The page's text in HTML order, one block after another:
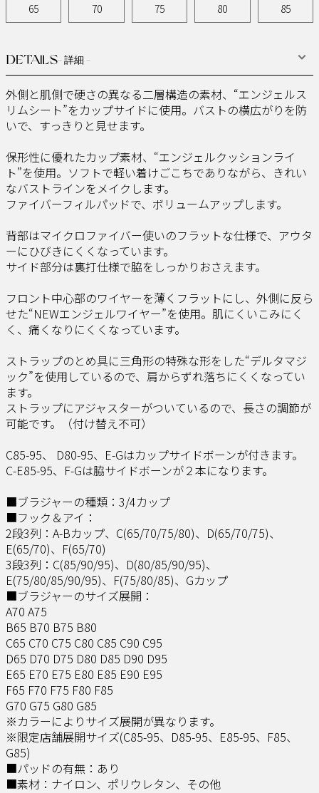
DETAILS- 詳細 -
外側と肌側で硬さの異なる二層構造の素材、“エンジェルス
リムシート”をカップサイドに使用。バストの横広がりを防
いで、すっきりと見せます。
保形性に優れたカップ素材、“エンジェルクッションライ
ト”を使用。ソフトで軽い着けごこちでありながら、きれい
なバストラインをメイクします。
ファイバーフィルパッドで、ボリュームアップします。
背部はマイクロファイバー使いのフラットな仕様で、アウタ
ーにひびきにくくなっています。
サイド部分は裏打仕様で脇をしっかりおさえます。
フロント中心部のワイヤーを薄くフラットにし、外側に反ら
せた“NEWエンジェルワイヤー”を使用。肌にくいこみにく
く、痛くなりにくくなっています。
ストラップのとめ具に三角形の特殊な形をした“デルタマジ
ック”を使用しているので、肩からずれ落ちにくくなってい
ます。
ストラップにアジャスターがついているので、長さの調節が
可能です。（付け替え不可）
C85-95、 D80-95、E-Gはカップサイドボーンが付きます。
C-E85-95、F-Gは脇サイドボーンが２本になります。
■ブラジャーの種類：3/4カップ
■フック＆アイ：
2段3列：A-Bカップ、C(65/70/75/80)、D(65/70/75)、
E(65/70)、F(65/70)
3段3列：C(85/90/95)、D(80/85/90/95)、
E(75/80/85/90/95)、F(75/80/85)、Gカップ
■ブラジャーのサイズ展開：
A70 A75
B65 B70 B75 B80
C65 C70 C75 C80 C85 C90 C95
D65 D70 D75 D80 D85 D90 D95
E65 E70 E75 E80 E85 E90 E95
F65 F70 F75 F80 F85
G70 G75 G80 G85
※カラーによりサイズ展開が異なります。
※限定店舗展開サイズ(C85-95、D85-95、E85-95、F85、
G85)
■パッドの有無：あり
■素材：ナイロン、ポリウレタン、その他
65 70 75 80 85